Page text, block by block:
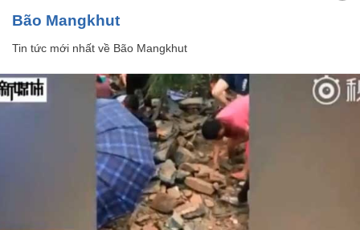
Bão Mangkhut
Tin tức mới nhất về Bão Mangkhut